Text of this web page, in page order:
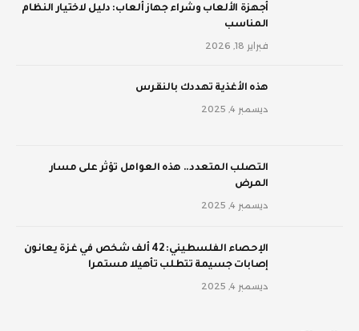
أجهزة الألعاب وشراء جهاز ألعاب: دليل لاختيار النظام
المناسب
فبراير 18, 2026
‫هذه الأغذية تهددك بالنقرس
ديسمبر 4, 2025
‫التصلب المتعدد.. هذه العوامل تؤثر على مسار
المرض
ديسمبر 4, 2025
الإحصاء الفلسطيني: 42 ألف شخص في غزة يعانون
إصابات جسيمة تتطلب تأهيلا مستمرا
ديسمبر 4, 2025